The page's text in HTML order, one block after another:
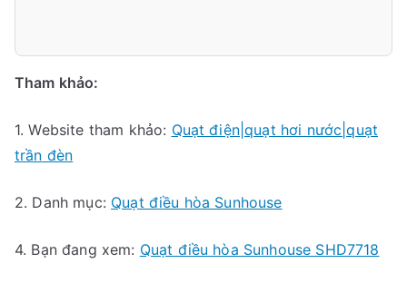
Tham khảo:
1. Website tham khảo: Quạt điện|quạt hơi nước|quạt
trần đèn
2. Danh mục: Quạt điều hòa Sunhouse
4. Bạn đang xem: Quạt điều hòa Sunhouse SHD7718